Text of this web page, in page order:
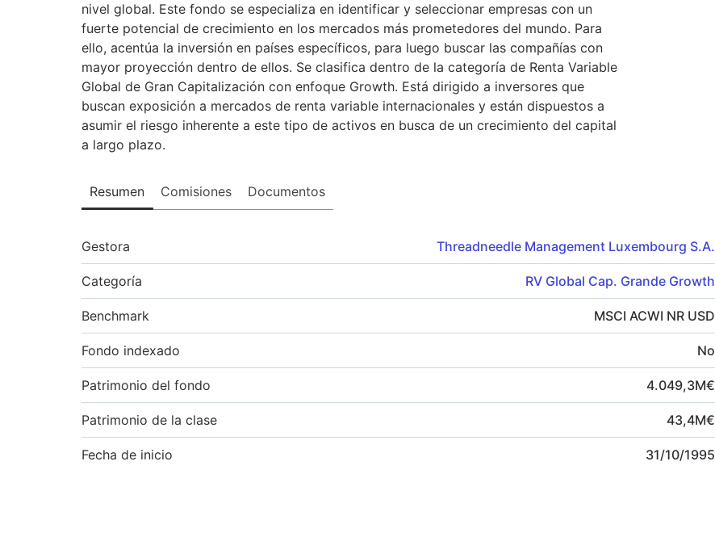
nivel global. Este fondo se especializa en identificar y seleccionar empresas con un
fuerte potencial de crecimiento en los mercados más prometedores del mundo. Para
ello, acentúa la inversión en países específicos, para luego buscar las compañías con
mayor proyección dentro de ellos. Se clasifica dentro de la categoría de Renta Variable
Global de Gran Capitalización con enfoque Growth. Está dirigido a inversores que
buscan exposición a mercados de renta variable internacionales y están dispuestos a
asumir el riesgo inherente a este tipo de activos en busca de un crecimiento del capital
a largo plazo.
Resumen Comisiones Documentos
Gestora Threadneedle Management Luxembourg S.A.
Categoría RV Global Cap. Grande Growth
Benchmark MSCI ACWI NR USD
Fondo indexado No
Patrimonio del fondo 4.049,3M€
Patrimonio de la clase 43,4M€
Fecha de inicio 31/10/1995